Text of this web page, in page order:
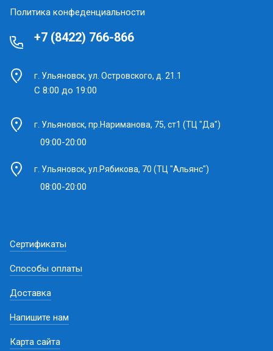
Политика конфеденциальности
+7 (8422) 766-866
г. Ульяновск, ул. Островского, д. 21.1
С 8:00 до 19:00
г. Ульяновск, пр.Нариманова, 75, ст1 (ТЦ "Да")
09:00-20:00
г. Ульяновск, ул.Рябикова, 70 (ТЦ "Альянс")
08:00-20:00
Сертификаты
Способы оплаты
Доставка
Напишите нам
Карта сайта